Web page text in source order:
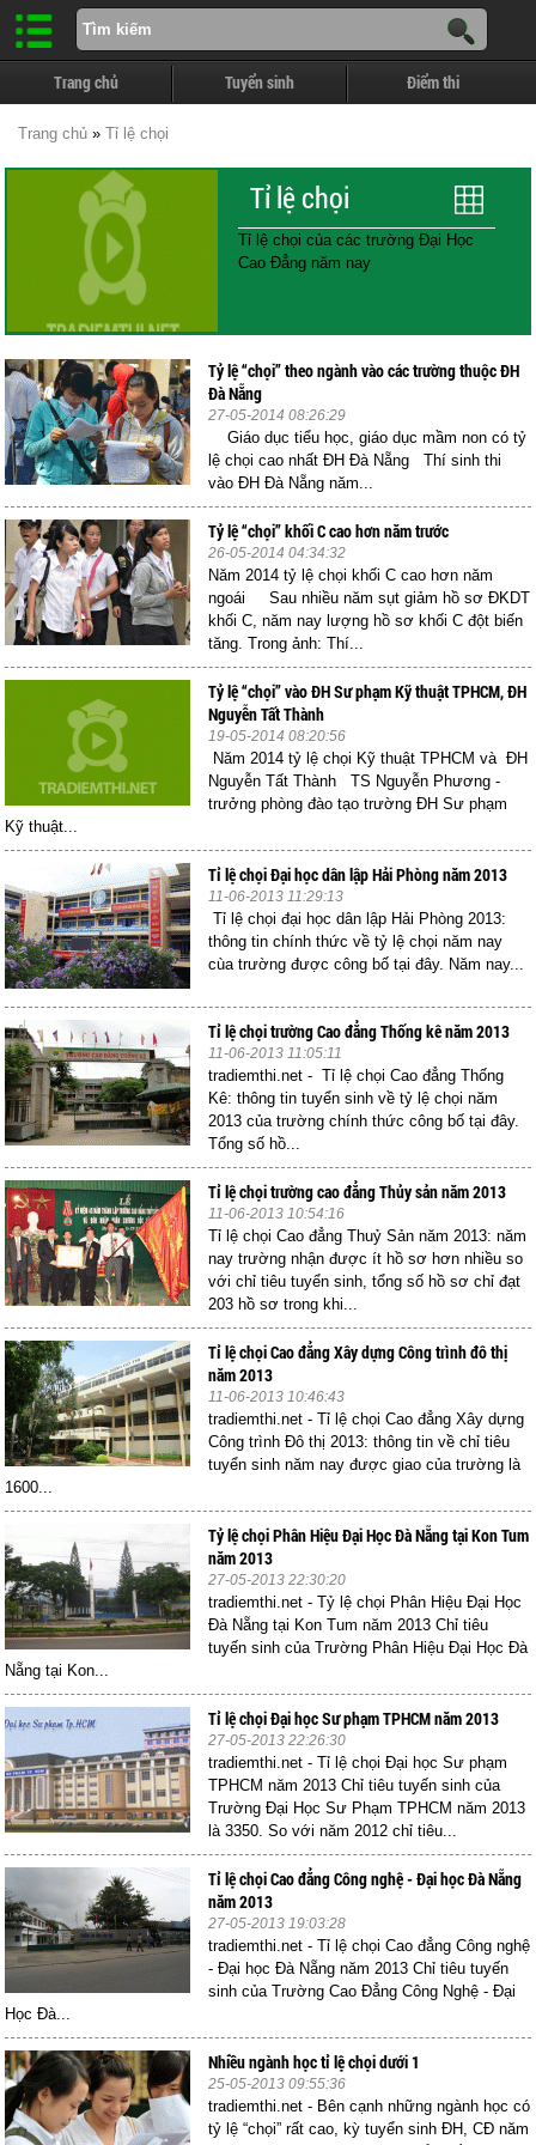
Trang chủ Tuyển sinh Điểm thi
Trang chủ » Tỉ lệ chọi
Tỉ lệ chọi
Tỉ lệ chọi của các trường Đại Học
Cao Đẳng năm nay
Tỷ lệ “chọi” theo ngành vào các trường thuộc ĐH
Đà Nẵng
27-05-2014 08:26:29
Giáo dục tiểu học, giáo dục mầm non có tỷ
lệ chọi cao nhất ĐH Đà Nẵng Thí sinh thi
vào ĐH Đà Nẵng năm...
Tỷ lệ “chọi” khối C cao hơn năm trước
26-05-2014 04:34:32
Năm 2014 tỷ lệ chọi khối C cao hơn năm
ngoái Sau nhiều năm sụt giảm hồ sơ ĐKDT
khối C, năm nay lượng hồ sơ khối C đột biến
tăng. Trong ảnh: Thí...
Tỷ lệ “chọi” vào ĐH Sư phạm Kỹ thuật TPHCM, ĐH
Nguyễn Tất Thành
19-05-2014 08:20:56
Năm 2014 tỷ lệ chọi Kỹ thuật TPHCM và ĐH
Nguyễn Tất Thành TS Nguyễn Phương -
trưởng phòng đào tạo trường ĐH Sư phạm
Kỹ thuật...
Tỉ lệ chọi Đại học dân lập Hải Phòng năm 2013
11-06-2013 11:29:13
Tỉ lệ chọi đại học dân lập Hải Phòng 2013:
thông tin chính thức về tỷ lệ chọi năm nay
cùa trường được công bố tại đây. Năm nay...
Tỉ lệ chọi trường Cao đẳng Thống kê năm 2013
11-06-2013 11:05:11
tradiemthi.net - Tỉ lệ chọi Cao đẳng Thống
Kê: thông tin tuyển sinh về tỷ lệ chọi năm
2013 của trường chính thức công bố tại đây.
Tổng số hồ...
Tỉ lệ chọi trường cao đẳng Thủy sản năm 2013
11-06-2013 10:54:16
Tỉ lệ chọi Cao đẳng Thuỷ Sản năm 2013: năm
nay trường nhận được ít hồ sơ hơn nhiều so
với chỉ tiêu tuyển sinh, tổng số hồ sơ chỉ đạt
203 hồ sơ trong khi...
Tỉ lệ chọi Cao đẳng Xây dựng Công trình đô thị
năm 2013
11-06-2013 10:46:43
tradiemthi.net - Tỉ lệ chọi Cao đẳng Xây dựng
Công trình Đô thị 2013: thông tin về chỉ tiêu
tuyển sinh năm nay được giao của trường là
1600...
Tỷ lệ chọi Phân Hiệu Đại Học Đà Nẵng tại Kon Tum
năm 2013
27-05-2013 22:30:20
tradiemthi.net - Tỷ lệ chọi Phân Hiệu Đại Học
Đà Nẵng tại Kon Tum năm 2013 Chỉ tiêu
tuyến sinh của Trường Phân Hiệu Đại Học Đà
Nẵng tại Kon...
Tỉ lệ chọi Đại học Sư phạm TPHCM năm 2013
27-05-2013 22:26:30
tradiemthi.net - Tỉ lệ chọi Đại học Sư phạm
TPHCM năm 2013 Chỉ tiêu tuyến sinh của
Trường Đại Học Sư Phạm TPHCM năm 2013
là 3350. So với năm 2012 chỉ tiêu...
Tỉ lệ chọi Cao đẳng Công nghệ - Đại học Đà Nẵng
năm 2013
27-05-2013 19:03:28
tradiemthi.net - Tỉ lệ chọi Cao đẳng Công nghệ
- Đại học Đà Nẵng năm 2013 Chỉ tiêu tuyến
sinh của Trường Cao Đẳng Công Nghệ - Đại
Học Đà...
Nhiều ngành học tỉ lệ chọi dưới 1
25-05-2013 09:55:36
tradiemthi.net - Bên cạnh những ngành học có
tỷ lệ “chọi” rất cao, kỳ tuyển sinh ĐH, CĐ năm